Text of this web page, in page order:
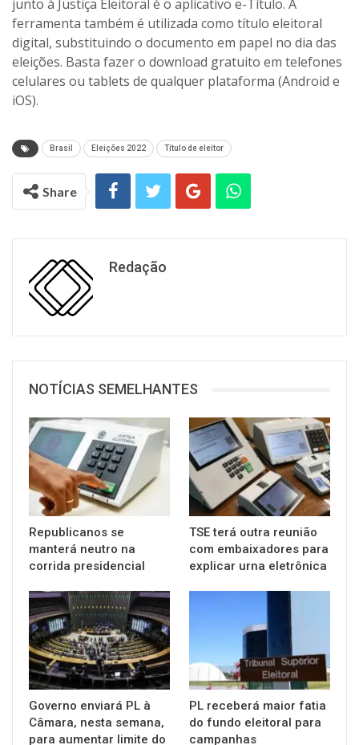
junto à Justiça Eleitoral é o aplicativo e-Título. A
ferramenta também é utilizada como título eleitoral
digital, substituindo o documento em papel no dia das
eleições. Basta fazer o download gratuito em telefones
celulares ou tablets de qualquer plataforma (Android e
iOS).
Brasil Eleições 2022 Título de eleitor
Share
Redação
NOTÍCIAS SEMELHANTES
Republicanos se
manterá neutro na
corrida presidencial
TSE terá outra reunião
com embaixadores para
explicar urna eletrônica
Governo enviará PL à
Câmara, nesta semana,
para aumentar limite do
PL receberá maior fatia
do fundo eleitoral para
campanhas